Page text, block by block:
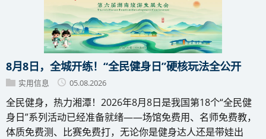
8月8日，全城开练！“全民健身日”硬核玩法全公开
实用信息 05.08.2026
全民健身，热力湘潭！2026年8月8日是我国第18个“全民健
身日”系列活动已经准备就绪——场馆免费用、名师免费教，
体质免费测、比赛免费打，无论你是健身达人还是带娃出